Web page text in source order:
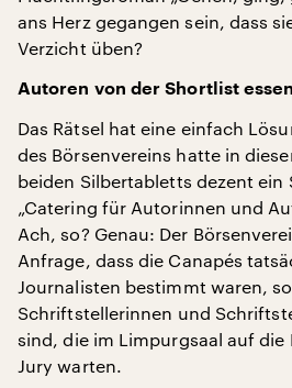
ans Herz gegangen sein, dass
Verzicht üben?
Autoren von der Shortlist
Das Rätsel hat eine einfach
des Börsenvereins hatte in
beiden Silbertabletts dezent ein
„Catering für Autorinnen und
Ach, so? Genau: Der
Anfrage, dass die Canapés
Journalisten bestimmt waren,
Schriftstellerinnen und
sind, die im Limpurgsaal auf die
Jury warten.